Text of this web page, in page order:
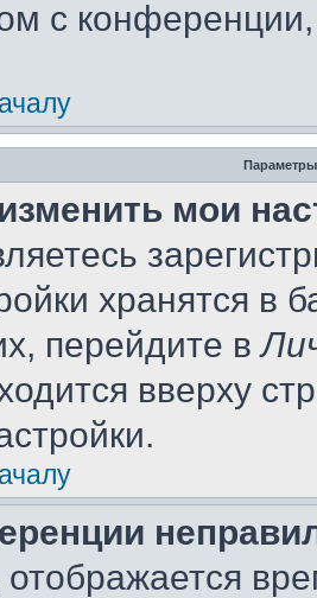
с
Параметры
мои
хранятся в
перейдите в
вверху